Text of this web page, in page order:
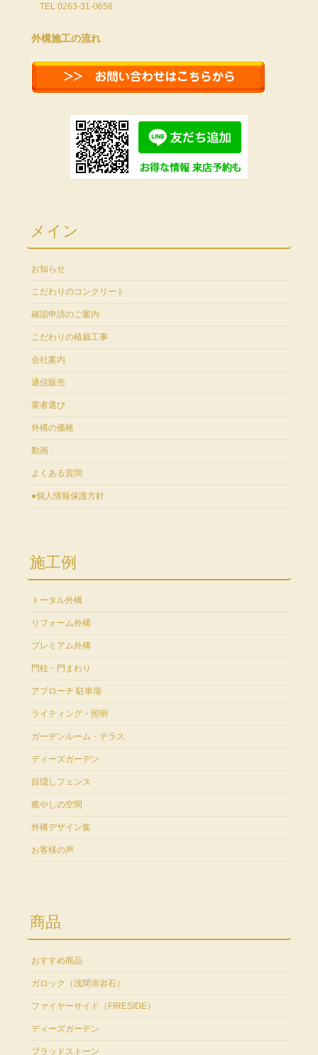
TEL 0263-31-0656
外構施工の流れ
メイン
お知らせ
こだわりのコンクリート
確認申請のご案内
こだわりの植栽工事
会社案内
通信販売
業者選び
外構の価格
動画
よくある質問
●個人情報保護方針
施工例
トータル外構
リフォーム外構
プレミアム外構
門柱・門まわり
アプローチ 駐車場
ライティング・照明
ガーデンルーム・テラス
ディーズガーデン
目隠しフェンス
癒やしの空間
外構デザイン集
お客様の声
商品
おすすめ商品
ガロック（浅間溶岩石）
ファイヤーサイド（FIRESIDE）
ディーズガーデン
ブラッドストーン